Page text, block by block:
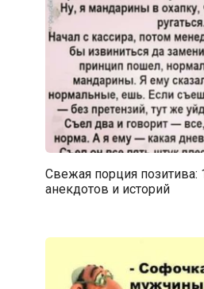
Свежая порция позитива:
анекдотов и историй